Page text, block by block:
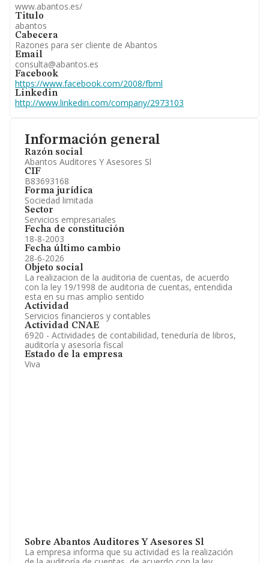
Información general
Razón social
Abantos Auditores Y Asesores Sl
CIF
B83693168
Forma jurídica
Sociedad limitada
Sector
Servicios empresariales
Fecha de constitución
18-8-2003
Fecha último cambio
28-6-2026
Objeto social
La realizacion de la auditoria de cuentas, de acuerdo
con la ley 19/1998 de auditoria de cuentas, entendida
esta en su mas amplio sentido
Actividad
Servicios financieros y contables
Actividad CNAE
6920 - Actividades de contabilidad, teneduría de libros,
auditoría y asesoría fiscal
Estado de la empresa
Viva
Sobre Abantos Auditores Y Asesores Sl
La empresa informa que su actividad es la realización
www.abantos.es/
Titulo
abantos
Cabecera
Razones para ser cliente de Abantos
Email
consulta@abantos.es
Facebook
https://www.facebook.com/2008/fbml
Linkedin
http://www.linkedin.com/company/2973103